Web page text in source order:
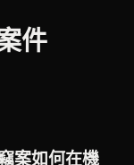
件
案如何在機